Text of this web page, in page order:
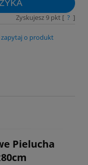
Zyskujesz 9pkt [ ? ]
zapytaj o produkt
Pielucha